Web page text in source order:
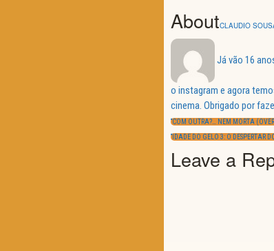
AboutCLAUDIO
Já vão 16
o instagram e agora
cinema. Obrigado por
de
artigos
PREVIOUS
“COM OUTRA?… NEM MORTA
NEXT
“IDADE DO GELO 3: O DESPERTAR
Leave a